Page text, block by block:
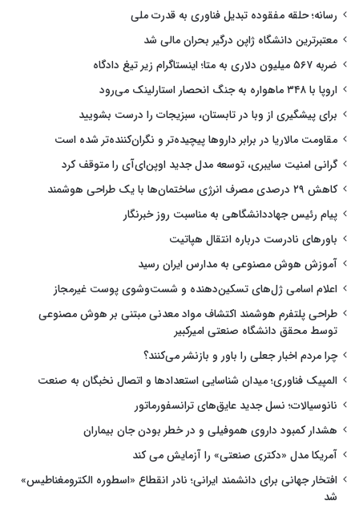
رسانه؛ حلقه مفقوده تبدیل فناوری به قدرت ملی
معتبرترین دانشگاه ژاپن درگیر بحران مالی شد
ضربه ۵۶۷ میلیون دلاری به متا؛ اینستاگرام زیر تیغ دادگاه
اروپا با ۳۴۸ ماهواره به جنگ انحصار استارلینک می‌رود
برای پیشگیری از وبا در تابستان، سبزیجات را درست بشویید
مقاومت مالاریا در برابر داروها پیچیده‌تر و نگران‌کننده‌تر شده است
گرانی امنیت سایبری، توسعه مدل جدید اوپن‌ای‌آی را متوقف کرد
کاهش ۲۹ درصدی مصرف انرژی ساختمان‌ها با یک طراحی هوشمند
پیام رئیس جهاددانشگاهی به مناسبت روز خبرنگار
باورهای نادرست درباره انتقال هپاتیت
آموزش هوش مصنوعی به مدارس ایران رسید
اعلام اسامی ژل‌های تسکین‌دهنده و شست‌وشوی پوست غیرمجاز
طراحی پلتفرم هوشمند اکتشاف مواد معدنی مبتنی بر هوش مصنوعی
توسط محقق دانشگاه صنعتی امیرکبیر
چرا مردم اخبار جعلی را باور و بازنشر می‌کنند؟
المپیک فناوری؛ میدان شناسایی استعدادها و اتصال نخبگان به صنعت
نانوسیالات؛ نسل جدید عایق‌های ترانسفورماتور
هشدار کمبود داروی هموفیلی و در خطر بودن جان بیماران
آمریکا مدل «دکتری صنعتی» را آزمایش می کند
افتخار جهانی برای دانشمند ایرانی؛ نادر انقطاع «اسطوره الکترومغناطیس»
شد